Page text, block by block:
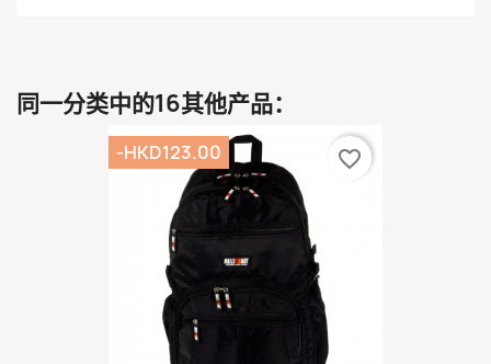
同一分类中的16其他产品：
-HKD123.00 favorite_border